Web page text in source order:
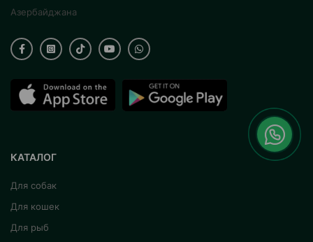
Азербайджана
КАТАЛОГ
Для собак
Для кошек
Для рыб